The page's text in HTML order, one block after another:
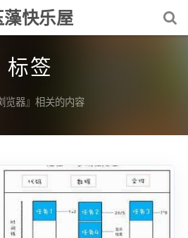
藻快乐屋
标签
览器』相关的内容